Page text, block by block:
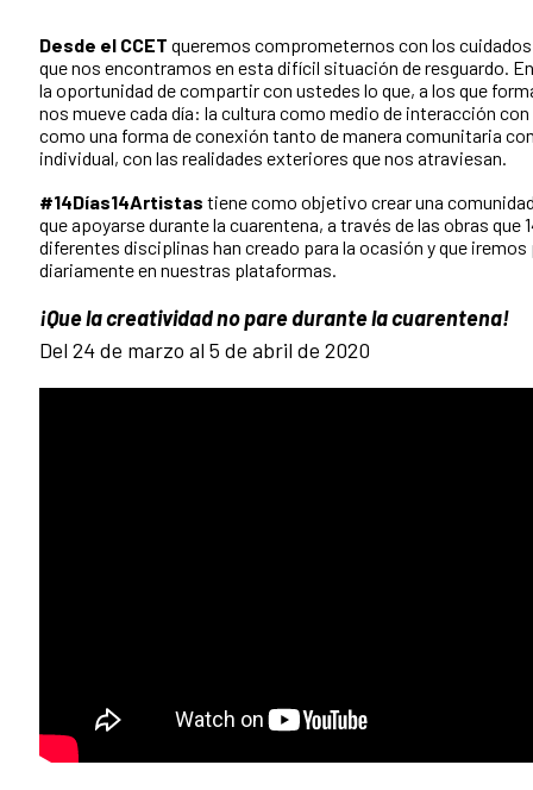
Desde el CCET queremos comprometernos con los
que nos encontramos en esta difícil situación de resguardo.
la oportunidad de compartir con ustedes lo que, a los que
nos mueve cada día: la cultura como medio de interacción
como una forma de conexión tanto de manera comunitaria
individual, con las realidades exteriores que nos atraviesan.
#14Días14Artistas tiene como objetivo crear una
que apoyarse durante la cuarentena, a través de las obras que
diferentes disciplinas han creado para la ocasión y que iremos
diariamente en nuestras plataformas.
¡Que la creatividad no pare durante la cuarentena!
Del 24 de marzo al 5 de abril de 2020